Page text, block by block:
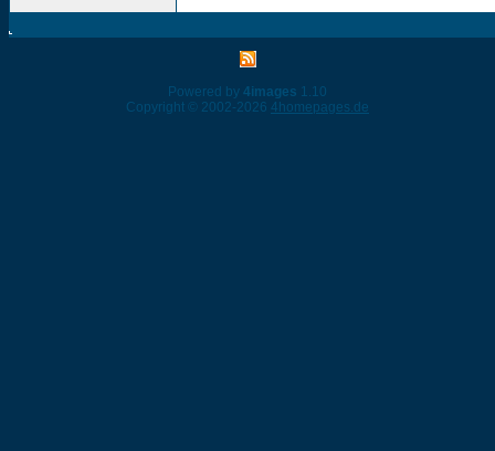
Powered by 4images 1.10
Copyright © 2002-2026 4homepages.de